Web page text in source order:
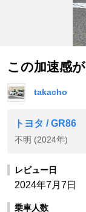
この加速感
takacho
トヨタ / GR86
不明 (2024年)
レビュー日
2024年7月7日
乗車人数